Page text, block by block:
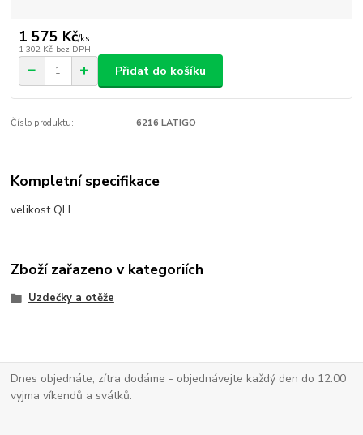
1 575 Kč/ks
1 302 Kč bez DPH
Přidat do košíku
Číslo produktu: 6216 LATIGO
Kompletní specifikace
velikost QH
Zboží zařazeno v kategoriích
Uzdečky a otěže
Dnes objednáte, zítra dodáme - objednávejte každý den do 12:00
vyjma víkendů a svátků.